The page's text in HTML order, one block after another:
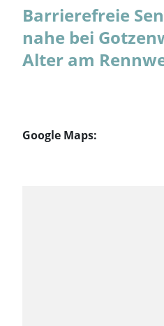
Barrierefreie
nahe bei
Alter am
Google Maps: